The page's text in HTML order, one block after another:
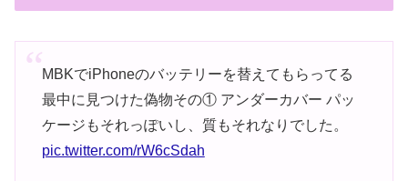
MBKでiPhoneのバッテリーを替えてもらってる
最中に見つけた偽物その① アンダーカバー パッ
ケージもそれっぽいし、質もそれなりでした。
pic.twitter.com/rW6cSdah